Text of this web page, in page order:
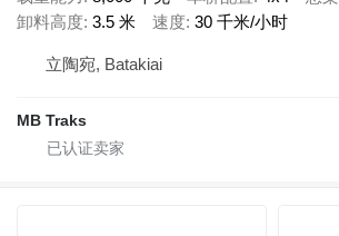
卸料高度 3.5 米 速度 30 千米/小时
立陶宛, Batakiai
MB Traks